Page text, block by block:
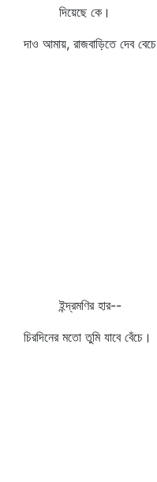
দিয়েছে কে।
দাও আমায়, রাজবাড়িতে দেব বেচে
ইন্দ্রমণির হার--
চিরদিনের মতো তুমি যাবে বেঁচে।